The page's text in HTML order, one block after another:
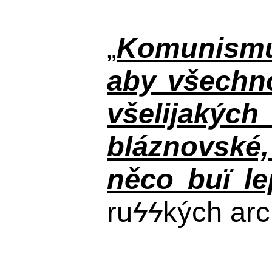
„
aby
něco buï
ruϟϟkých